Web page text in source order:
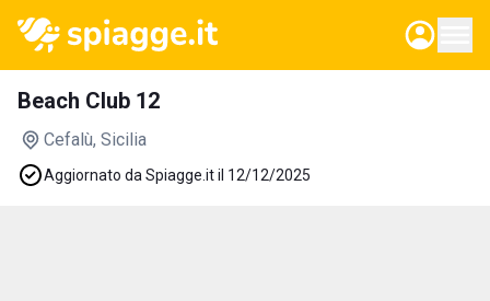
Beach Club 12
Cefalù, Sicilia
Aggiornato da Spiagge.it il 12/12/2025